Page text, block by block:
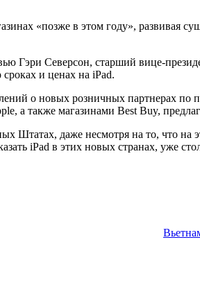
«позже в этом году», развивая
Гэри Северсон, старший вице-
и ценах на iPad.
о новых розничных партнерах по
а также магазинами Best Buy,
Штатах, даже несмотря на то, что на
iPad в этих новых странах, уже